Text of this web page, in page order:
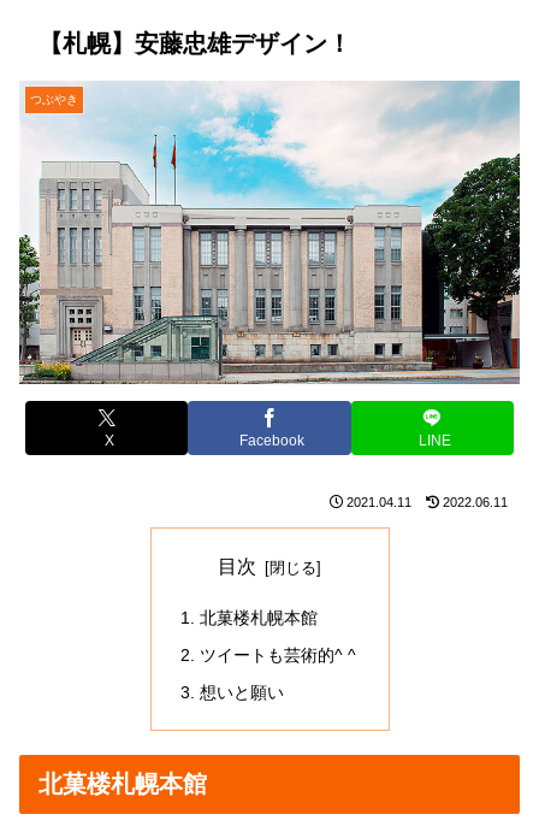
【札幌】安藤忠雄デザイン！
つぶやき
X Facebook LINE
2021.04.11 2022.06.11
目次
北菓楼札幌本館
ツイートも芸術的^ ^
想いと願い
北菓楼札幌本館